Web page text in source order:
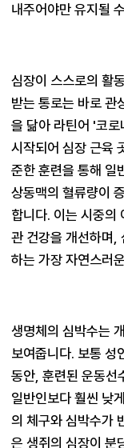
내주어야만 유지될
심장이 스스로의 활
받는 통로는 바로 관
을 닮아 라틴어 '코
시작되어 심장 근육
준한 훈련을 통해 일
상동맥의 혈류량이
합니다. 이는 시중의
관 건강을 개선하며,
하는 가장 자연스러
생명체의 심박수는
보여줍니다. 보통 성
동안, 훈련된 운동선
일반인보다 훨씬 낮
의 체구와 심박수가
은 생쥐의 심장이